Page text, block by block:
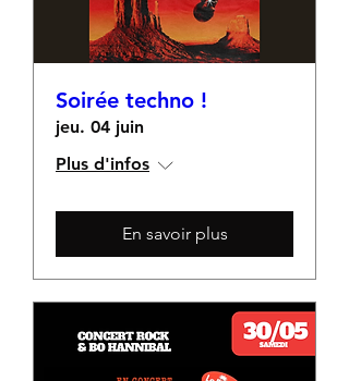
Soirée techno !
jeu. 04 juin
Plus d'infos
En savoir plus